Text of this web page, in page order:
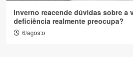
Inverno reacende dúvidas sobre a
deficiência realmente preocupa?
6/agosto